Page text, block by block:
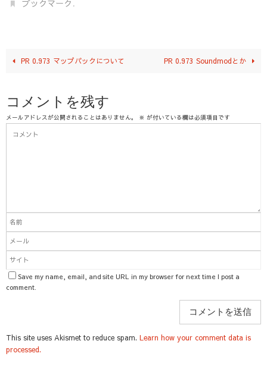
ブックマーク
PR 0.973 マップパックについて PR 0.973 Soundmodとか
コメントを残す
メールアドレスが公開されることはありません。 ※ が付いている欄は必須項目です
Save my name, email, and site URL in my browser for next time I post a
comment.
This site uses Akismet to reduce spam. Learn how your comment data is
processed.